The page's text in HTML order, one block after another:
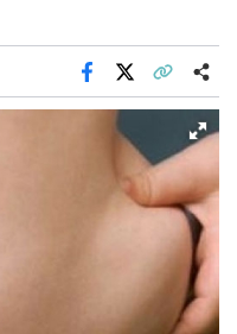
Facebook